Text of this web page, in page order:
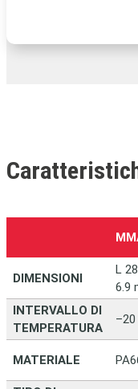
DIMENSIONI
L
6.9
INTERVALLO DI
TEMPERATURA
–20
MATERIALE